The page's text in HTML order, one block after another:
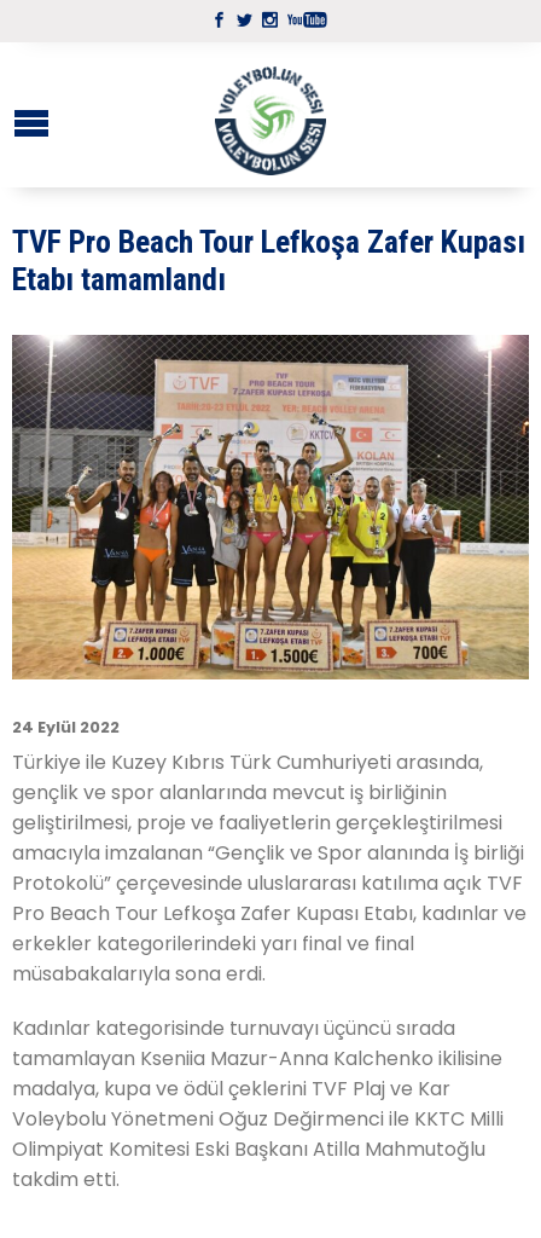
TVF Pro Beach Tour Lefkoşa Zafer Kupası
Etabı tamamlandı
24 Eylül 2022
Türkiye ile Kuzey Kıbrıs Türk Cumhuriyeti arasında,
gençlik ve spor alanlarında mevcut iş birliğinin
geliştirilmesi, proje ve faaliyetlerin gerçekleştirilmesi
amacıyla imzalanan “Gençlik ve Spor alanında İş birliği
Protokolü” çerçevesinde uluslararası katılıma açık TVF
Pro Beach Tour Lefkoşa Zafer Kupası Etabı, kadınlar ve
erkekler kategorilerindeki yarı final ve final
müsabakalarıyla sona erdi.
Kadınlar kategorisinde turnuvayı üçüncü sırada
tamamlayan Kseniia Mazur-Anna Kalchenko ikilisine
madalya, kupa ve ödül çeklerini TVF Plaj ve Kar
Voleybolu Yönetmeni Oğuz Değirmenci ile KKTC Milli
Olimpiyat Komitesi Eski Başkanı Atilla Mahmutoğlu
takdim etti.